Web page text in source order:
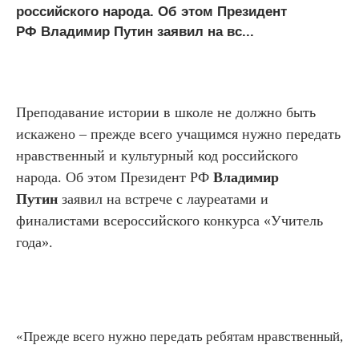
российского народа. Об этом Президент
РФ Владимир Путин заявил на вс...
Преподавание истории в школе не должно быть
искажено – прежде всего учащимся нужно передать
нравственный и культурный код российского
народа. Об этом Президент РФ Владимир
Путин заявил на встрече с лауреатами и
финалистами всероссийского конкурса «Учитель
года».
«Прежде всего нужно передать ребятам нравственный,